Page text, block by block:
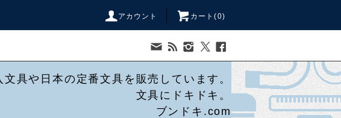
アカウント カート(0)
文具や日本の定番文具を販売しています。
文具にドキドキ。
ブンドキ.com